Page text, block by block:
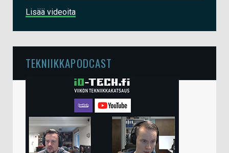
Lisää videoita
TEKNIIKKAPODCAST